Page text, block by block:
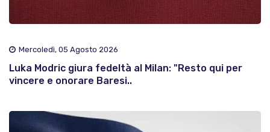
Mercoledì, 05 Agosto 2026
Luka Modric giura fedeltà al Milan: "Resto qui per
vincere e onorare Baresi..